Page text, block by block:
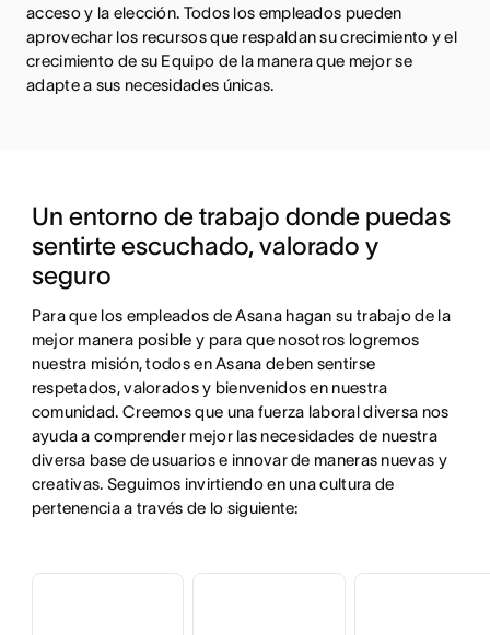
acceso y la elección. Todos los empleados pueden
aprovechar los recursos que respaldan su crecimiento y el
crecimiento de su Equipo de la manera que mejor se
adapte a sus necesidades únicas.
Un entorno de trabajo donde puedas
sentirte escuchado, valorado y
seguro
Para que los empleados de Asana hagan su trabajo de la
mejor manera posible y para que nosotros logremos
nuestra misión, todos en Asana deben sentirse
respetados, valorados y bienvenidos en nuestra
comunidad. Creemos que una fuerza laboral diversa nos
ayuda a comprender mejor las necesidades de nuestra
diversa base de usuarios e innovar de maneras nuevas y
creativas. Seguimos invirtiendo en una cultura de
pertenencia a través de lo siguiente: